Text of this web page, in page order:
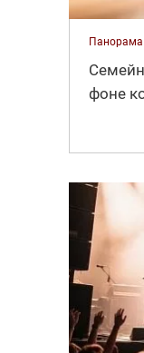
Панорама
фоне